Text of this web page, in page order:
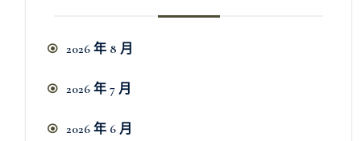
2026 年 8 月
2026 年 7 月
2026 年 6 月